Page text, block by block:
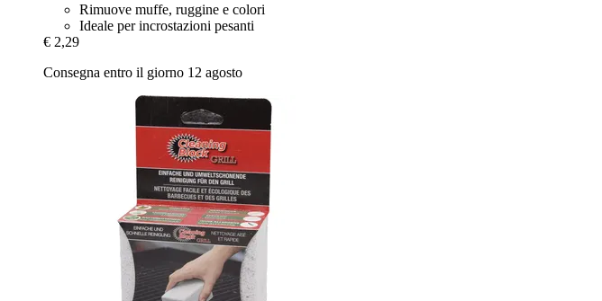
Rimuove muffe, ruggine e colori
Ideale per incrostazioni pesanti
€ 2,29
Consegna entro il giorno 12 agosto